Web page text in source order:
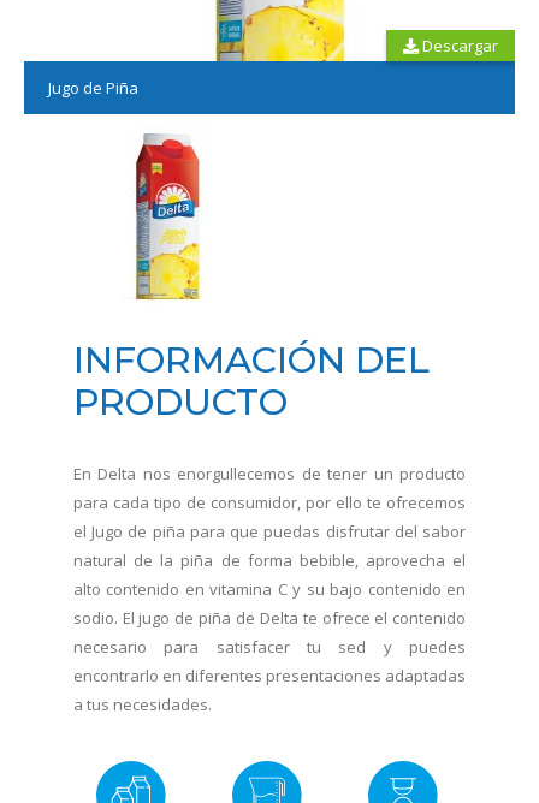
Jugo de Piña
Descargar
INFORMACIÓN DEL
PRODUCTO
En Delta nos enorgullecemos de tener un producto
para cada tipo de consumidor, por ello te ofrecemos
el Jugo de piña para que puedas disfrutar del sabor
natural de la piña de forma bebible, aprovecha el
alto contenido en vitamina C y su bajo contenido en
sodio. El jugo de piña de Delta te ofrece el contenido
necesario para satisfacer tu sed y puedes
encontrarlo en diferentes presentaciones adaptadas
a tus necesidades.